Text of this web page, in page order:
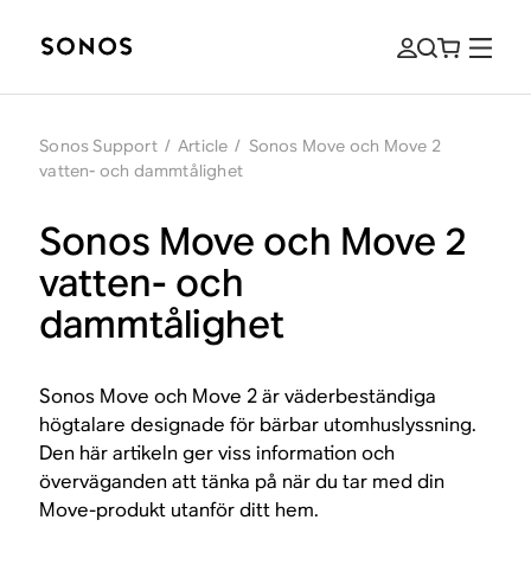
Sonos Support / Article / Sonos Move och Move 2
vatten- och dammtålighet
Sonos Move och Move 2
vatten- och
dammtålighet
Sonos Move och Move 2 är väderbeständiga
högtalare designade för bärbar utomhuslyssning.
Den här artikeln ger viss information och
överväganden att tänka på när du tar med din
Move-produkt utanför ditt hem.